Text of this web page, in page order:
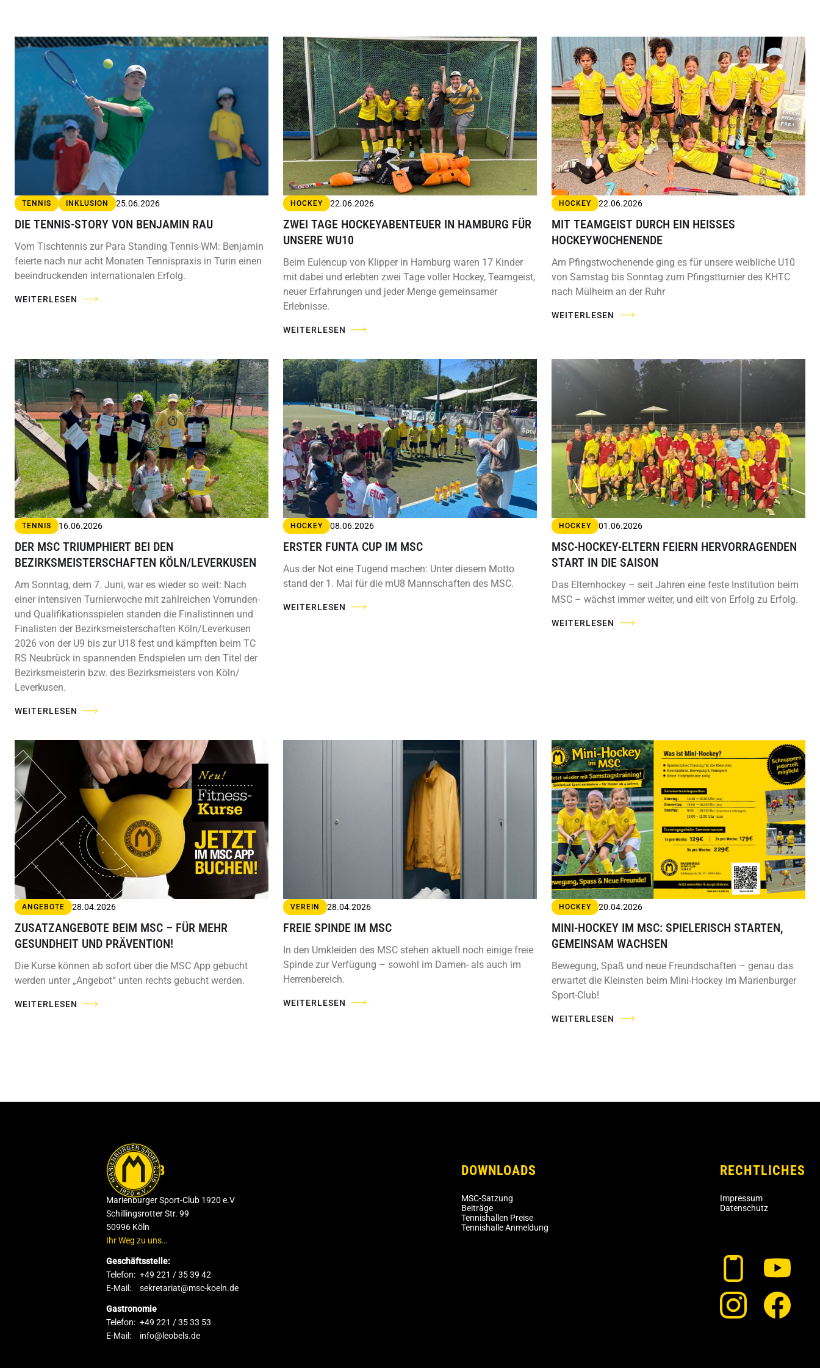
TENNIS INKLUSION 25.06.2026
DIE TENNIS-STORY VON BENJAMIN RAU
Vom Tischtennis zur Para Standing Tennis-WM: Benjamin
feierte nach nur acht Monaten Tennispraxis in Turin einen
beeindruckenden internationalen Erfolg.
WEITERLESEN
HOCKEY 22.06.2026
ZWEI TAGE HOCKEYABENTEUER IN HAMBURG FÜR
UNSERE WU10
Beim Eulencup von Klipper in Hamburg waren 17 Kinder
mit dabei und erlebten zwei Tage voller Hockey, Teamgeist,
neuer Erfahrungen und jeder Menge gemeinsamer
Erlebnisse.
WEITERLESEN
HOCKEY 22.06.2026
MIT TEAMGEIST DURCH EIN HEISSES H
OCKEYWOCHENENDE
Am Pfingstwochenende ging es für unsere weibliche U10
von Samstag bis Sonntag zum Pfingstturnier des KHTC
nach Mülheim an der Ruhr
WEITERLESEN
TENNIS 16.06.2026
DER MSC TRIUMPHIERT BEI DEN
BEZIRKSMEISTERSCHAFTEN KÖLN/LEVERKUSEN
Am Sonntag, dem 7. Juni, war es wieder so weit: Nach
einer intensiven Turnierwoche mit zahlreichen Vorrunden-
und Qualifikationsspielen standen die Finalistinnen und
Finalisten der Bezirksmeisterschaften Köln/Leverkusen
2026 von der U9 bis zur U18 fest und kämpften beim TC
RS Neubrück in spannenden Endspielen um den Titel der
Bezirksmeisterin bzw. des Bezirksmeisters von Köln/
Leverkusen.
WEITERLESEN
HOCKEY 08.06.2026
ERSTER FUNTA CUP IM MSC
Aus der Not eine Tugend machen: Unter diesem Motto
stand der 1. Mai für die mU8 Mannschaften des MSC.
WEITERLESEN
HOCKEY 01.06.2026
MSC-HOCKEY-ELTERN FEIERN HERVORRAGENDEN
START IN DIE SAISON
Das Elternhockey – seit Jahren eine feste Institution beim
MSC – wächst immer weiter, und eilt von Erfolg zu Erfolg.
WEITERLESEN
ANGEBOTE 28.04.2026
ZUSATZANGEBOTE BEIM MSC – FÜR MEHR
GESUNDHEIT UND PRÄVENTION!
Die Kurse können ab sofort über die MSC App gebucht
werden unter „Angebot“ unten rechts gebucht werden.
WEITERLESEN
VEREIN 28.04.2026
FREIE SPINDE IM MSC
In den Umkleiden des MSC stehen aktuell noch einige freie
Spinde zur Verfügung – sowohl im Damen- als auch im
Herrenbereich.
WEITERLESEN
HOCKEY 20.04.2026
MINI-HOCKEY IM MSC: SPIELERISCH STARTEN,
GEMEINSAM WACHSEN
Bewegung, Spaß und neue Freundschaften – genau das
erwartet die Kleinsten beim Mini-Hockey im Marienburger
Sport-Club!
WEITERLESEN
DER CLUB
Marienburger Sport-Club 1920 e.V
Schillingsrotter Str. 99
50996 Köln
Ihr Weg zu uns…
Geschäftsstelle:
Telefon: +49 221 / 35 39 42
E-Mail:
sekretariat@msc-koeln.de
Gastronomie
Telefon: +49 221 / 35 33 53
E-Mail:
info@leobels.de
DOWNLOADS
MSC-Satzung
Beiträge
Tennishallen Preise
Tennishalle Anmeldung
RECHTLICHES
Impressum
Datenschutz